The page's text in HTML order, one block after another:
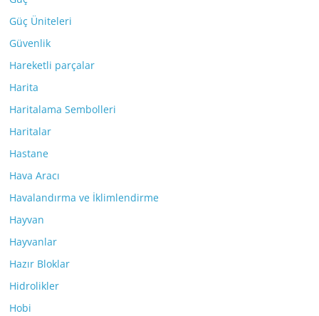
Güç Üniteleri
Güvenlik
Hareketli parçalar
Harita
Haritalama Sembolleri
Haritalar
Hastane
Hava Aracı
Havalandırma ve İklimlendirme
Hayvan
Hayvanlar
Hazır Bloklar
Hidrolikler
Hobi